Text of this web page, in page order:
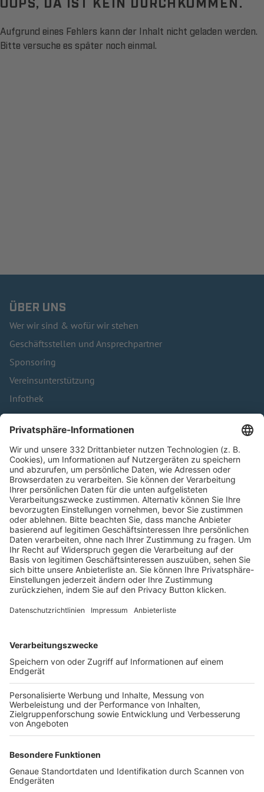
Aufgrund eines Fehlers kann der Inhalt nicht geladen werden.
Bitte versuche es später noch einmal.
ÜBER UNS
Wer wir sind & wofür wir stehen
Geschäftsstellen und Ansprechpartner
Sponsoring
Vereinsunterstützung
Infothek
Kontakt
HÄUFIG BESUCHTE SEITEN
Pässe und Vereinswechsel
Trainerausbildung
Schulungsangebot Vereinsmitarbeiter
BFV-Geschäftsstellen
Trainerbörse
Login SpielPlus
FOLGE DEM BFV
TOP-VEREINE
TOP-PARTNER